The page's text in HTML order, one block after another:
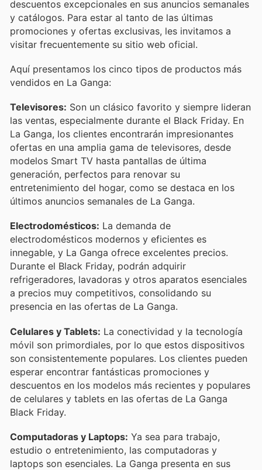
descuentos excepcionales en sus anuncios semanales
y catálogos. Para estar al tanto de las últimas
promociones y ofertas exclusivas, les invitamos a
visitar frecuentemente su sitio web oficial.
Aquí presentamos los cinco tipos de productos más
vendidos en La Ganga:
Televisores: Son un clásico favorito y siempre lideran
las ventas, especialmente durante el Black Friday. En
La Ganga, los clientes encontrarán impresionantes
ofertas en una amplia gama de televisores, desde
modelos Smart TV hasta pantallas de última
generación, perfectos para renovar su
entretenimiento del hogar, como se destaca en los
últimos anuncios semanales de La Ganga.
Electrodomésticos: La demanda de
electrodomésticos modernos y eficientes es
innegable, y La Ganga ofrece excelentes precios.
Durante el Black Friday, podrán adquirir
refrigeradores, lavadoras y otros aparatos esenciales
a precios muy competitivos, consolidando su
presencia en las ofertas de La Ganga.
Celulares y Tablets: La conectividad y la tecnología
móvil son primordiales, por lo que estos dispositivos
son consistentemente populares. Los clientes pueden
esperar encontrar fantásticas promociones y
descuentos en los modelos más recientes y populares
de celulares y tablets en las ofertas de La Ganga
Black Friday.
Computadoras y Laptops: Ya sea para trabajo,
estudio o entretenimiento, las computadoras y
laptops son esenciales. La Ganga presenta en sus